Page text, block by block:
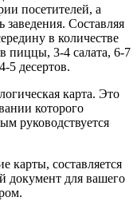
посетителей, а
заведения. Составляя
в количестве
пиццы, 3-4 салата, 6-7
5 десертов.
карта. Это
которого
руководствуется
карты, составляется
документ для вашего